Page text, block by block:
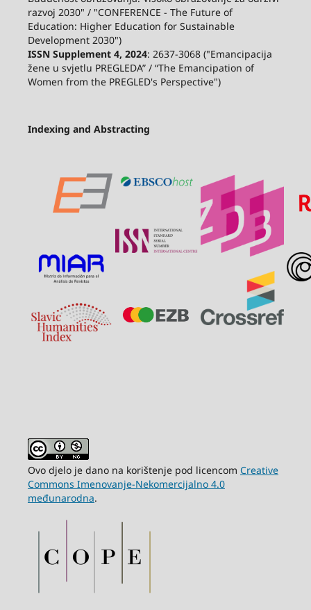
razvoj 2030" / "CONFERENCE - The Future of
Education: Higher Education for Sustainable
Development 2030")
ISSN Supplement 4, 2024: 2637-3068 ("Emancipacija
žene u svjetlu PREGLEDA” / “The Emancipation of
Women from the PREGLED's Perspective")
Indexing and Abstracting
Ovo djelo je dano na korištenje pod licencom Creative
Commons Imenovanje-Nekomercijalno 4.0
međunarodna.